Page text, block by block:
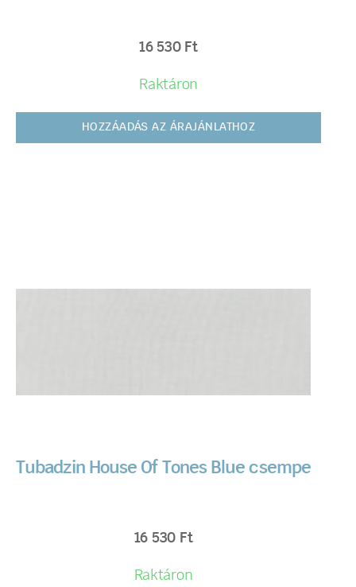
16 530 Ft
Raktáron
HOZZÁADÁS AZ ÁRAJÁNLATHOZ
Tubadzin House Of Tones Blue csempe
16 530 Ft
Raktáron